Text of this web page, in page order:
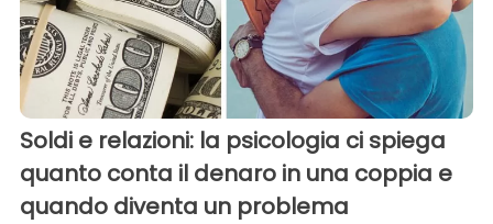
Soldi e relazioni: la psicologia ci spiega
quanto conta il denaro in una coppia e
quando diventa un problema